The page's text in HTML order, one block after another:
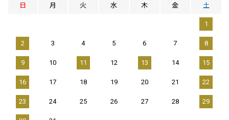
日 月 火 水 木 金 土
1
2 3 4 5 6 7 8
9 10 11 12 13 14 15
16 17 18 19 20 21 22
23 24 25 26 27 28 29